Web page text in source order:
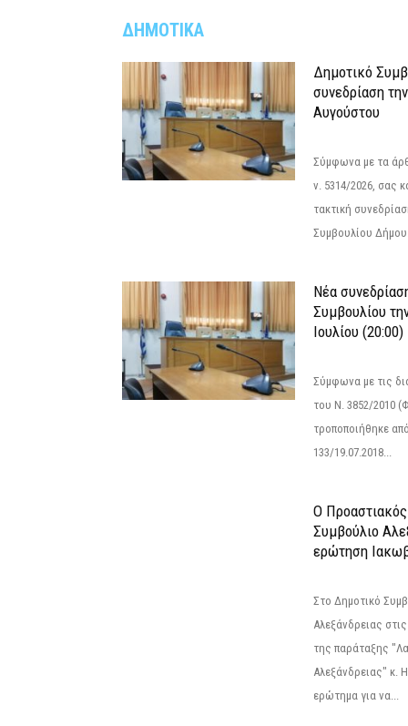
ΔΗΜΟΤΙΚΑ
Δημοτικό
συνεδρίαση
Αυγούστου
Σύμφωνα με τα
ν. 5314/2026, σας
τακτική
Συμβουλίου
Νέα
Συμβουλίου
Ιουλίου (20:00)
Σύμφωνα με τις
του Ν. 3852/2010
τροποποιήθηκε
133/19.07.2018...
Ο
Συμβούλιο
ερώτηση
Στο Δημοτικό
Αλεξάνδρειας
της παράταξης
Αλεξάνδρειας" κ.
ερώτημα για να...